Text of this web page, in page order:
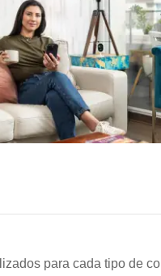
para cada tipo de